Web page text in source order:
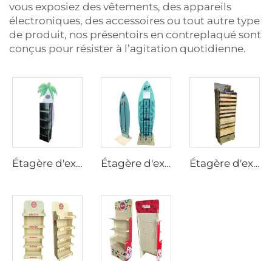
vous exposiez des vêtements, des appareils
électroniques, des accessoires ou tout autre type
de produit, nos présentoirs en contreplaqué sont
conçus pour résister à l’agitation quotidienne.
Étagère d'exposition en contreplaqué sur mesure pour fournitures animales Ljmzj0003 Étagère d'exposition en contreplaqué sur mesure pour fournitures animales Ljmzj0004 Étagère d'exposition en contreplaqué sur mesure pour fournitures animales Ljmzj0001